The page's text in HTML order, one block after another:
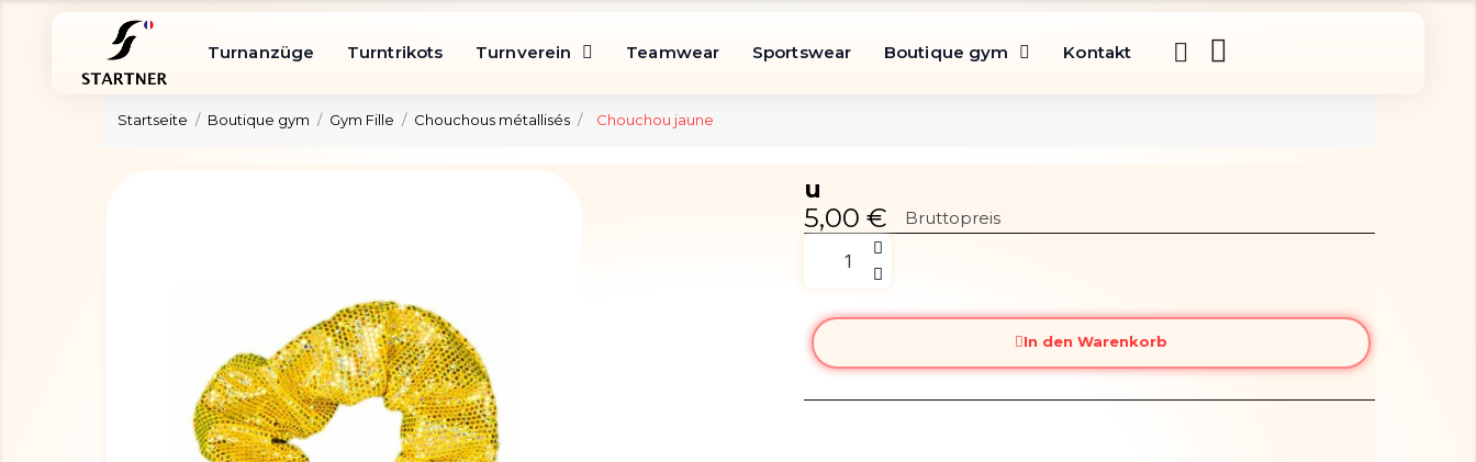
Turnanzüge Turntrikots Turnverein Teamwear Sportswear Boutique gym Kontakt
Startseite Boutique gym Gym Fille Chouchous métallisés Chouchou jaune
u
5,00 € Bruttopreis
In den Warenkorb